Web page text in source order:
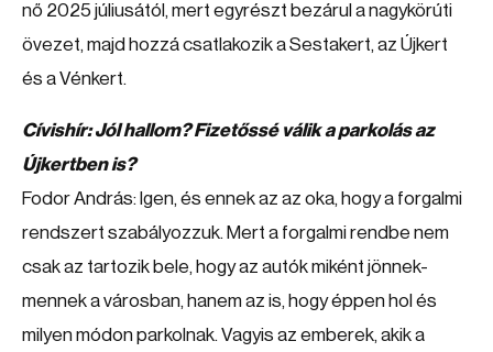
nő 2025 júliusától, mert egyrészt bezárul a nagykörúti
övezet, majd hozzá csatlakozik a Sestakert, az Újkert
és a Vénkert.
Cívishír: Jól hallom? Fizetőssé válik a parkolás az
Újkertben is?
Fodor András: Igen, és ennek az az oka, hogy a forgalmi
rendszert szabályozzuk. Mert a forgalmi rendbe nem
csak az tartozik bele, hogy az autók miként jönnek-
mennek a városban, hanem az is, hogy éppen hol és
milyen módon parkolnak. Vagyis az emberek, akik a